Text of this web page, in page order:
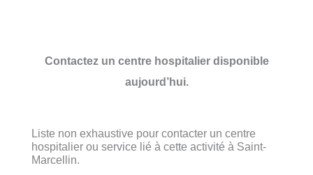
Contactez un centre hospitalier disponible
aujourd’hui.
Liste non exhaustive pour contacter un centre
hospitalier ou service lié à cette activité à Saint-
Marcellin.